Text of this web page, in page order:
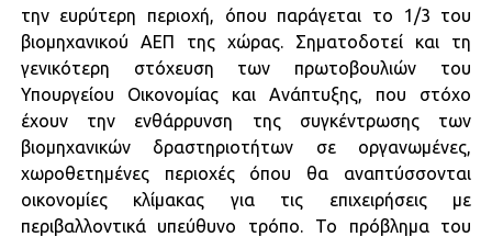
την ευρύτερη περιοχή, όπου παράγεται το 1/3 του
βιομηχανικού ΑΕΠ της χώρας. Σηματοδοτεί και τη
γενικότερη στόχευση των πρωτοβουλιών του
Υπουργείου Οικονομίας και Ανάπτυξης, που στόχο
έχουν την ενθάρρυνση της συγκέντρωσης των
βιομηχανικών δραστηριοτήτων σε οργανωμένες,
χωροθετημένες περιοχές όπου θα αναπτύσσονται
οικονομίες κλίμακας για τις επιχειρήσεις με
περιβαλλοντικά υπεύθυνο τρόπο. Το πρόβλημα του